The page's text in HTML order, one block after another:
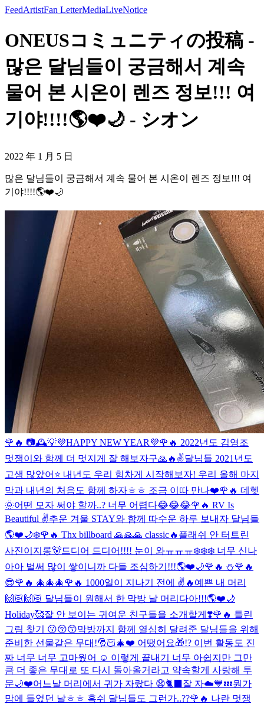
FeedArtistFan LetterMediaLiveNotice
ONEUSコミュニティの投稿 -
많은 달님들이 궁금해서 계속
물어 본 시온이 렌즈 정보!!! 여
기야!!!!🌎❤️🌙 - シオン
2022 年 1 月 5 日
많은 달님들이 궁금해서 계속 물어 본 시온이 렌즈 정보!!! 여
기야!!!!🌎❤️🌙
🌹🔥 📷🕰💡💜HAPPY NEW YEAR💜🌹🔥 2022년도 김영조
멋쟁이와 함께 더 멋지게 잘 해보자구🙏🔥✌️달님들 2021년도
고생 많았어⭐️ 내년도 우리 힘차게 시작해보자! 우리 올해 마지
막과 내년의 처음도 함께 하자ㅎㅎ 조금 이따 만나❤️🌹🔥 데헷
🌞어떤 모자 써야 할까..? 너무 어렵다😂😂😂🌹🔥 RV Is
Beautiful ✌️추운 겨울 STAY와 함께 따수운 하루 보내자 달님들
🌎❤️🌙❄️🌹🔥 Thx billboard 🙏🙏🙏 classic🔥 플래쉬 안 터트린
사진이지롱🐻드디어 드디어!!!! 눈이 와ㅠㅠㅠ❄️❄️❄️ 너무 신나
아아 벌써 많이 쌓이니까 다들 조심하기!!!🌎❤️🌙🌹🔥 ⛄️🌹🔥
😎🌹🔥 🎄🎄🎄🌹🔥 1000일이 지나기 전에 ✌️🔥 예쁜 내 머리
🙌🏻🙌🏻 달님들이 원해서 한 막방 날 머리다아!!!🌎❤️🌙
Holiday🥰잘 안 보이는 귀여운 친구들을 소개할게❣️🌹🔥 틀린
그림 찾기 😗😚😙막방까지 함께 열심히 달려준 달님들을 위해
준비한 선물같은 무대!🎅🏻🎄❤️ 어땠어요🎁!? 이번 활동도 진
짜 너무 너무 고마웠어 ☺️ 이렇게 끝내기 너무 아쉽지만 그만
큼 더 좋은 무대로 또 다시 돌아올거라고 약속할게 사랑해 투
문🌙❤️어느날 머리에서 귀가 자랐다 😧🐈‍⬛ 잘 자☁️💙💤뭔가
맘에 들었던 날ㅎㅎ 혹쉬 달님들도 그런가..??🌹🔥 나란 멋쟁